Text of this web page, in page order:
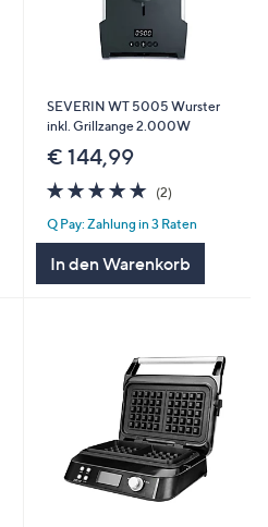
SEVERIN WT 5005 Wurster
inkl. Grillzange 2.000W
€ 144,99
5.0
von
5
(2)2
Q Pay: Zahlung in 3 Raten
In den Warenkorb